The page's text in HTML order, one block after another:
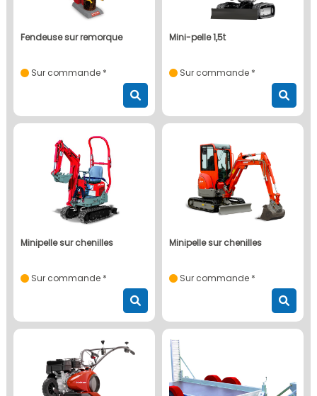
fendeuse sur remorque
Sur commande *
mini-pelle 1,5t
Sur commande *
minipelle sur chenilles
Sur commande *
minipelle sur chenilles
Sur commande *